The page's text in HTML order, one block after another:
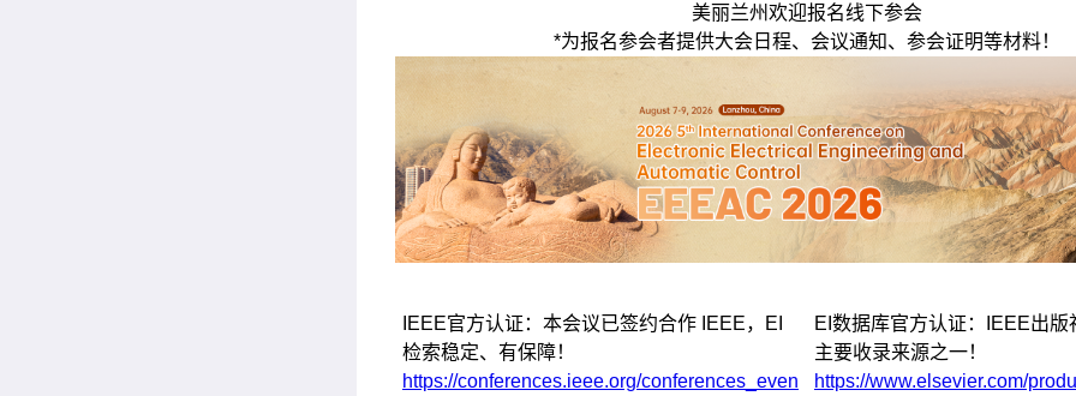
美丽兰州欢迎报名线下参会
*为报名参会者提供大会日程、会议通知、参会证明等材料！
IEEE官方认证：本会议已签约合作 IEEE，EI
检索稳定、有保障！
https://conferences.ieee.org/conferences_even
EI数据库官方认证：IEEE出版
主要收录来源之一！
https://www.elsevier.com/